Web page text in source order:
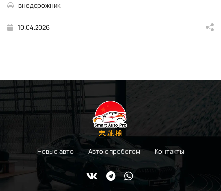
внедорожник
10.04.2026
Новые авто Авто с пробегом Контакты